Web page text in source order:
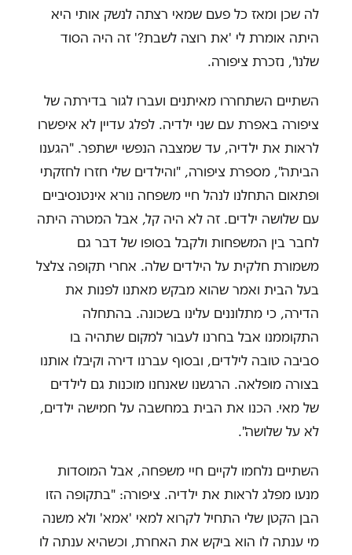
לה שכן ומאז כל פעם שמאי רצתה לנשק אותי היא
היתה אומרת לי 'את רוצה לשבת?' זה היה הסוד
שלנו", נזכרת ציפורה.
השתיים השתחררו מאיתנים ועברו לגור בדירתה של
ציפורה באפרת עם שני ילדיה. לפלג עדיין לא איפשרו
לראות את ילדיה, עד שמצבה הנפשי ישתפר. "הגענו
הביתה", מספרת ציפורה, "והילדים שלי חזרו לחזקתי
ופתאום התחלנו לנהל חיי משפחה נורא אינטנסיביים
עם שלושה ילדים. זה לא היה קל, אבל המטרה היתה
לחבר בין המשפחות ולקבל בסופו של דבר גם
משמורת חלקית על הילדים שלה. אחרי תקופה צלצל
בעל הבית ואמר שהוא מבקש מאתנו לפנות את
הדירה, כי מתלוננים עלינו בשכונה. בהתחלה
התקוממנו אבל בחרנו לעבור למקום שתהיה בו
סביבה טובה לילדים, ובסוף עברנו דירה וקיבלו אותנו
בצורה מופלאה. הרגשנו שאנחנו מוכנות גם לילדים
של מאי. הכנו את הבית במחשבה על חמישה ילדים,
לא על שלושה".
השתיים נלחמו לקיים חיי משפחה, אבל המוסדות
מנעו מפלג לראות את ילדיה. ציפורה: "בתקופה הזו
הבן הקטן שלי התחיל לקרוא למאי 'אמא' ולא משנה
מי ענתה לו הוא ביקש את האחרת, וכשהיא ענתה לו